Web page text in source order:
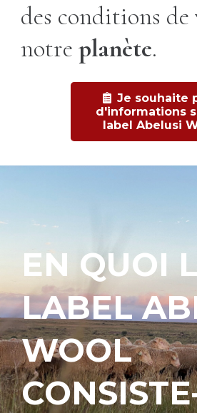
des conditions de
notre planète.
Je souhaite
d'informations
label Abelusi
EN QUOI
LABEL
WOOL